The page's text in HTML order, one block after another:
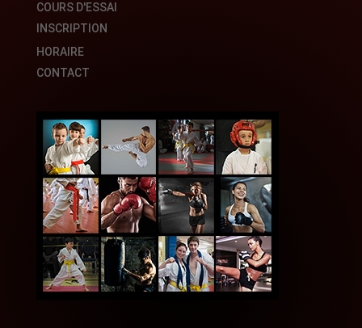
COURS D'ESSAI
INSCRIPTION
HORAIRE
CONTACT